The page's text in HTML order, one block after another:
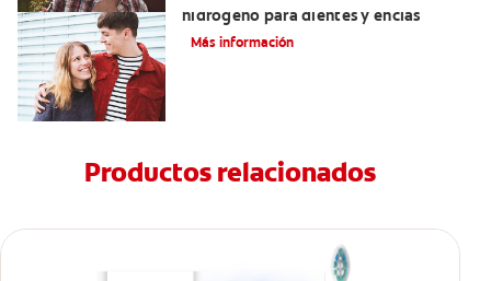
hidrógeno para dientes y encías
Más información
Productos relacionados